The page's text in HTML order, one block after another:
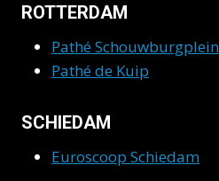
ROTTERDAM
Pathé Schouwburgplein
Pathé de Kuip
SCHIEDAM
Euroscoop Schiedam